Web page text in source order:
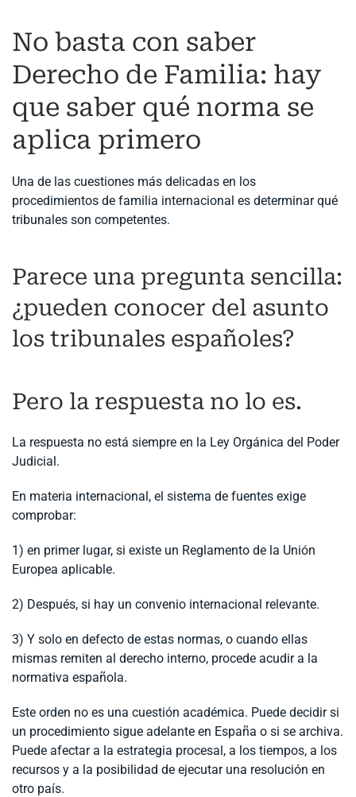
No basta con saber
Derecho de Familia: hay
que saber qué norma se
aplica primero
Una de las cuestiones más delicadas en los
procedimientos de familia internacional es determinar qué
tribunales son competentes.
Parece una pregunta sencilla:
¿pueden conocer del asunto
los tribunales españoles?
Pero la respuesta no lo es.
La respuesta no está siempre en la Ley Orgánica del Poder
Judicial.
En materia internacional, el sistema de fuentes exige
comprobar:
1) en primer lugar, si existe un Reglamento de la Unión
Europea aplicable.
2) Después, si hay un convenio internacional relevante.
3) Y solo en defecto de estas normas, o cuando ellas
mismas remiten al derecho interno, procede acudir a la
normativa española.
Este orden no es una cuestión académica. Puede decidir si
un procedimiento sigue adelante en España o si se archiva.
Puede afectar a la estrategia procesal, a los tiempos, a los
recursos y a la posibilidad de ejecutar una resolución en
otro país.